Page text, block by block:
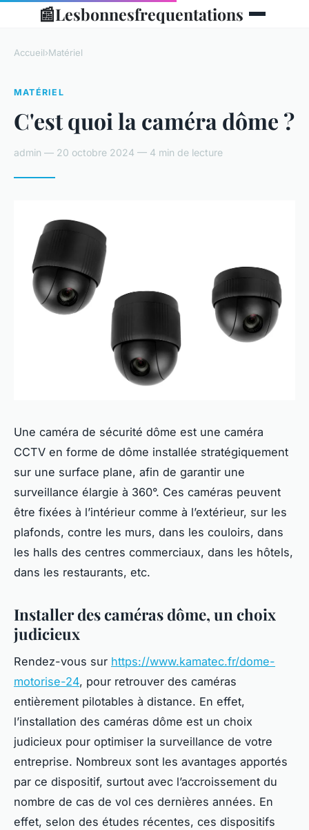
📰Lesbonnesfrequentations
Accueil›Matériel
MATÉRIEL
C'est quoi la caméra dôme ?
admin — 20 octobre 2024 — 4 min de lecture
Une caméra de sécurité dôme est une caméra
CCTV en forme de dôme installée stratégiquement
sur une surface plane, afin de garantir une
surveillance élargie à 360°. Ces caméras peuvent
être fixées à l’intérieur comme à l’extérieur, sur les
plafonds, contre les murs, dans les couloirs, dans
les halls des centres commerciaux, dans les hôtels,
dans les restaurants, etc.
Installer des caméras dôme, un choix
judicieux
Rendez-vous sur https://www.kamatec.fr/dome-
motorise-24, pour retrouver des caméras
entièrement pilotables à distance. En effet,
l’installation des caméras dôme est un choix
judicieux pour optimiser la surveillance de votre
entreprise. Nombreux sont les avantages apportés
par ce dispositif, surtout avec l’accroissement du
nombre de cas de vol ces dernières années. En
effet, selon des études récentes, ces dispositifs